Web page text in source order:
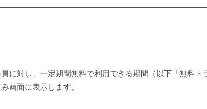
に対し、一定期間無料で利用できる期間（以下「無料ト
画面に表示します。